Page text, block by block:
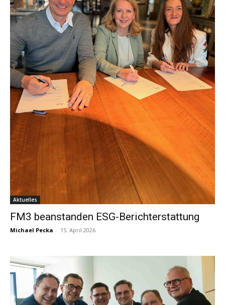
Aktuelles
FM3 beanstanden ESG-Berichterstattung
Michael Pecka - 15. April 2026